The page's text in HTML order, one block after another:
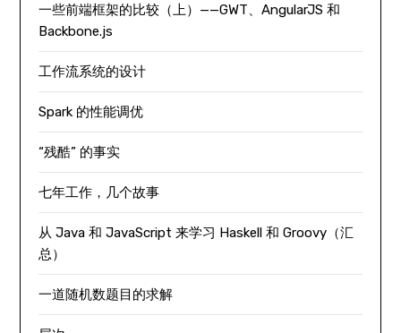
一些前端框架的比较（上）——GWT、AngularJS 和
Backbone.js
工作流系统的设计
Spark 的性能调优
“残酷” 的事实
七年工作，几个故事
从 Java 和 JavaScript 来学习 Haskell 和 Groovy（汇
总）
一道随机数题目的求解